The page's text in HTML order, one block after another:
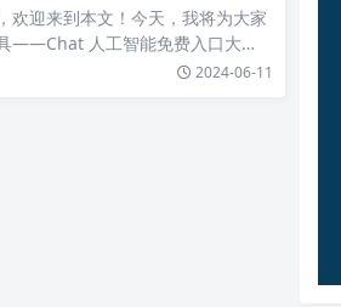
欢迎来到本文！今天，我将为大家
——Chat 人工智能免费入口大
2024-06-11